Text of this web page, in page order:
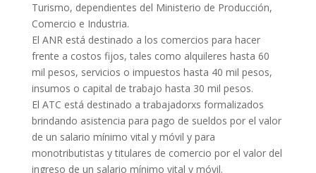
Turismo, dependientes del Ministerio de Producción,
Comercio e Industria.
El ANR está destinado a los comercios para hacer
frente a costos fijos, tales como alquileres hasta 60
mil pesos, servicios o impuestos hasta 40 mil pesos,
insumos o capital de trabajo hasta 30 mil pesos.
El ATC está destinado a trabajadorxs formalizados
brindando asistencia para pago de sueldos por el valor
de un salario mínimo vital y móvil y para
monotributistas y titulares de comercio por el valor del
ingreso de un salario mínimo vital y móvil.